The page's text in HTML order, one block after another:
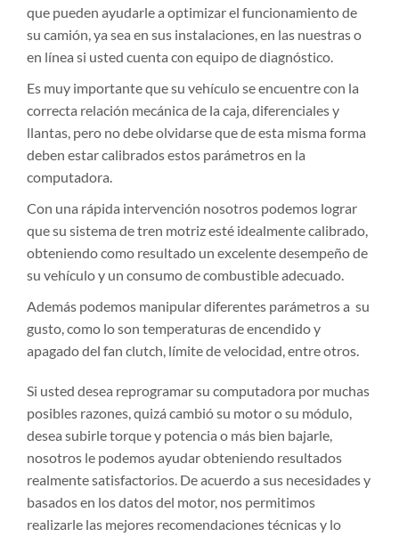
que pueden ayudarle a optimizar el funcionamiento de
su camión, ya sea en sus instalaciones, en las nuestras o
en línea si usted cuenta con equipo de diagnóstico.
Es muy importante que su vehículo se encuentre con la
correcta relación mecánica de la caja, diferenciales y
llantas, pero no debe olvidarse que de esta misma forma
deben estar calibrados estos parámetros en la
computadora.
Con una rápida intervención nosotros podemos lograr
que su sistema de tren motriz esté idealmente calibrado,
obteniendo como resultado un excelente desempeño de
su vehículo y un consumo de combustible adecuado.
Además podemos manipular diferentes parámetros a su
gusto, como lo son temperaturas de encendido y
apagado del fan clutch, límite de velocidad, entre otros.
Si usted desea reprogramar su computadora por muchas
posibles razones, quizá cambió su motor o su módulo,
desea subirle torque y potencia o más bien bajarle,
nosotros le podemos ayudar obteniendo resultados
realmente satisfactorios. De acuerdo a sus necesidades y
basados en los datos del motor, nos permitimos
realizarle las mejores recomendaciones técnicas y lo